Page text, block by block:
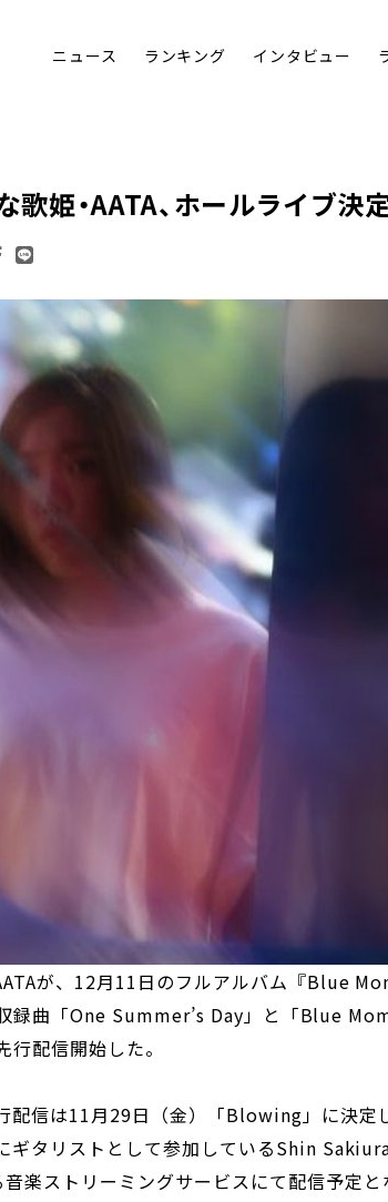
ニュース ランキング インタビュー
歌姫・AATA、ホールライブ決
が、12月11日のフルアルバム『Blue
録曲「One Summer’s Day」と「Blue
配信開始した。
配信は11月29日（金）「Blowing」に決定
ギタリストとして参加しているShin
楽ストリーミングサービスにて配信予定と